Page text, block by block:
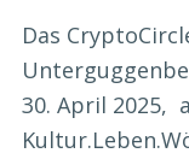
Das
30. April 2025,